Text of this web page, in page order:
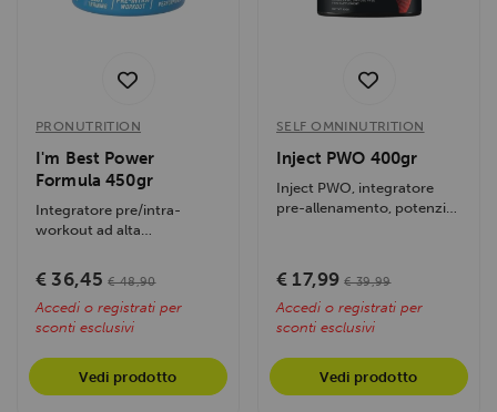
PRONUTRITION
I'm Best Power
Formula 450gr
Integratore pre/intra-
workout ad alta
alanina, citrullina e...
€ 36,45 € 48,90
Accedi o registrati per
sconti esclusivi
Vedi prodotto
SELF OMNINUTRITION
Inject PWO 400gr
Inject PWO, integratore
pre-allenamento, potenzia
€ 17,99 € 39,99
Accedi o registrati per
sconti esclusivi
Vedi prodotto